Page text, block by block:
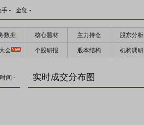
手 - 金额 -
数据 核心题材 主力持仓 股东分析
会 个股研报 股本结构 机构调研
间 - 实时成交分布图